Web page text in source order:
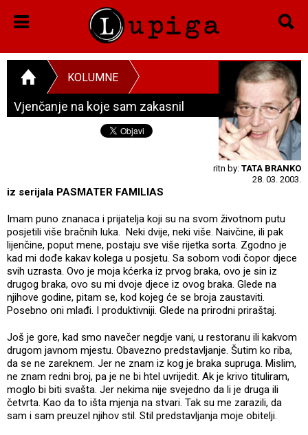
KOLUMNE
Vjenčanje na koje sam zakasnil
ritn by: TATA BRANKO
28. 03. 2003.
iz serijala PASMATER FAMILIAS
Imam puno znanaca i prijatelja koji su na svom životnom putu
posjetili više bračnih luka. Neki dvije, neki više. Naivčine, ili pak
lijenčine, poput mene, postaju sve više rijetka sorta. Zgodno je
kad mi dođe kakav kolega u posjetu. Sa sobom vodi čopor djece
svih uzrasta. Ovo je moja kćerka iz prvog braka, ovo je sin iz
drugog braka, ovo su mi dvoje djece iz ovog braka. Glede na
njihove godine, pitam se, kod kojeg će se broja zaustaviti.
Posebno oni mlađi. I produktivniji. Glede na prirodni priraštaj.
Još je gore, kad smo navečer negdje vani, u restoranu ili kakvom
drugom javnom mjestu. Obavezno predstavljanje. Šutim ko riba,
da se ne zareknem. Jer ne znam iz kog je braka supruga. Mislim,
ne znam redni broj, pa je ne bi htel uvrijedit. Ak je krivo tituliram,
moglo bi biti svašta. Jer nekima nije svejedno da li je druga ili
četvrta. Kao da to išta mjenja na stvari. Tak su me zarazili, da
sam i sam preuzel njihov stil. Stil predstavljanja moje obitelji.